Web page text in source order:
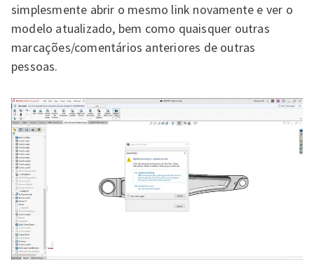
simplesmente abrir o mesmo link novamente e ver o
modelo atualizado, bem como quaisquer outras
marcações/comentários anteriores de outras
pessoas.